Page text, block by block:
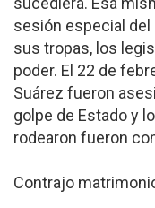
sesión especial del
sus tropas, los
poder. El 22 de
Suárez fueron
golpe de Estado y
rodearon fueron
Contrajo